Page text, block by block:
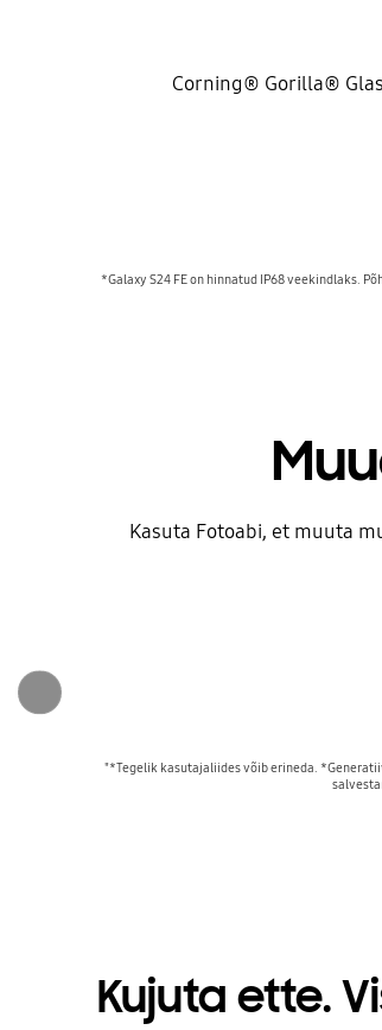
Corning® Gorilla®
*Galaxy S24 FE on hinnatud IP68 veekindlaks.
Kasuta Fotoabi, et muuta
"*Tegelik kasutajaliides võib erineda.
Kujuta ette.